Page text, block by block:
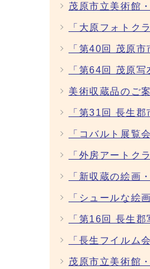
茂原市立美術館
「大原フォトク
「第40回 茂原
「第64回 茂原
美術収蔵品のご
「第31回 長生
「コバルト展
「外房アートク
「新収蔵の絵画
「シュールな絵
「第16回 長生
「長生フイルム
茂原市立美術館